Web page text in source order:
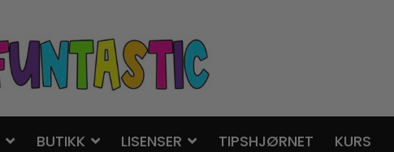
BUTIKK LISENSER TIPSHJØRNET KURS